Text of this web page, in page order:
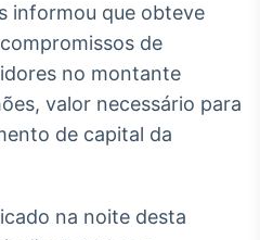
O setor de
energia elétrica
Broadcast
conteúdos
personalizados
informou que obteve
de
no montante
valor necessário para
de capital da
na noite desta